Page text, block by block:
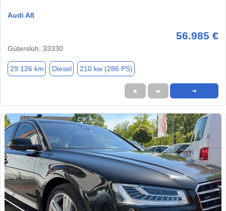
Audi A8
56.985 €
Gütersloh, 33330
29.126 km Diesel 210 kw (286 PS)
★ ➦ ➜